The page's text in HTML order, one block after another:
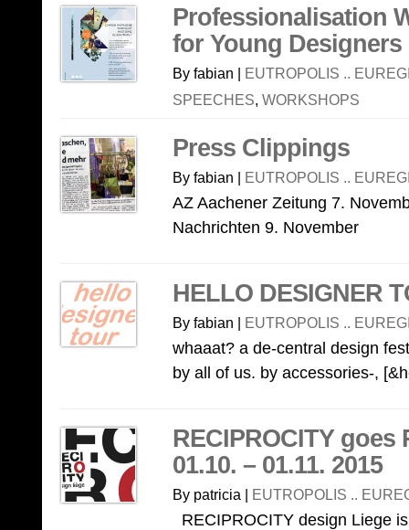
Professionalisation
for Young Designers
By fabian |
EUTROPOLIS ..
SPEECHES, WORKSHOPS
Press Clippings
By fabian | EUTROPOLIS ..
AZ Aachener Zeitung 7.
Nachrichten 9. November
HELLO DESIGNER
By fabian | EUTROPOLIS ..
whaaat? a de-central design
by all of us. by accessories-,
RECIPROCITY goes
01.10. – 01.11. 2015
By patricia | EUTROPOLIS ..
RECIPROCITY design Liege